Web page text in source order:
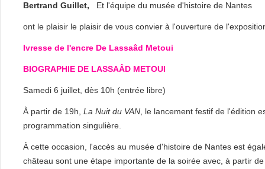
Bertrand Guillet,
Et l'équipe du musée d'histoire de Nantes
ont le plaisir le plaisir de vous convier à l'ouverture de
Ivresse de l'encre De Lassaâd Metoui
BIOGRAPHIE DE LASSAÂD METOUI
Samedi 6 juillet, dès 10h (entrée libre)
À partir de 19h, La Nuit du VAN , le lancement festif de l'édition
programmation singulière.
À cette occasion, l'accès au musée d'histoire de Nantes est
château sont une étape importante de la soirée avec, à partir